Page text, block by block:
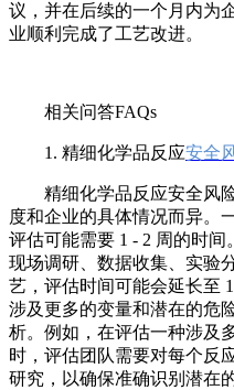
议，并在后续的一个月内为
业顺利完成了工艺改进。
相关问答FAQs
1. 精细化学品反应安全
精细化学品反应安全风
度和企业的具体情况而异。
评估可能需要 1 - 2 周的时
现场调研、数据收集、实验
艺，评估时间可能会延长至
涉及更多的变量和潜在的危
析。例如，在评估一种涉及
时，评估团队需要对每个反
研究，以确保准确识别潜在